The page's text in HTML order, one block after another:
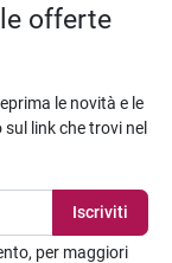
offerte
le novità e le
link che trovi nel
per maggiori